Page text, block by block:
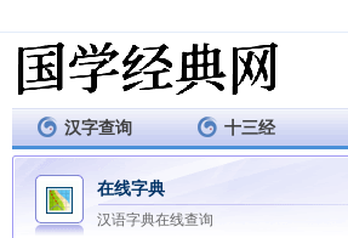
汉字查询 十三经
在线字典
汉语字典在线查询